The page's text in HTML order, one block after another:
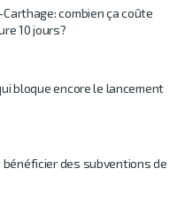
combien ça coûte
10 jours?
bloque encore le lancement
des subventions de